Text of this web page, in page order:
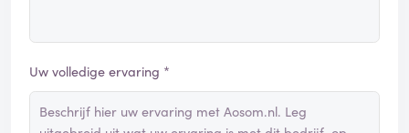
Uw volledige ervaring *